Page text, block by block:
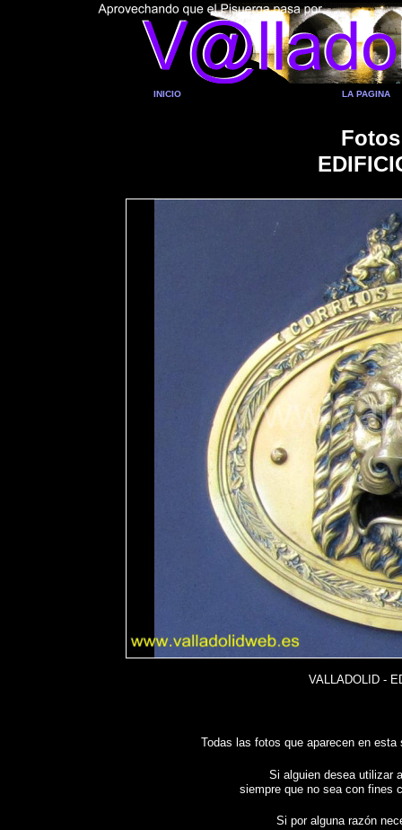
INICIO LA PAGINA
VALLADOLID -
Todas las fotos que aparecen en esta
Si alguien desea utilizar
siempre que no sea con fines
Si por alguna razón